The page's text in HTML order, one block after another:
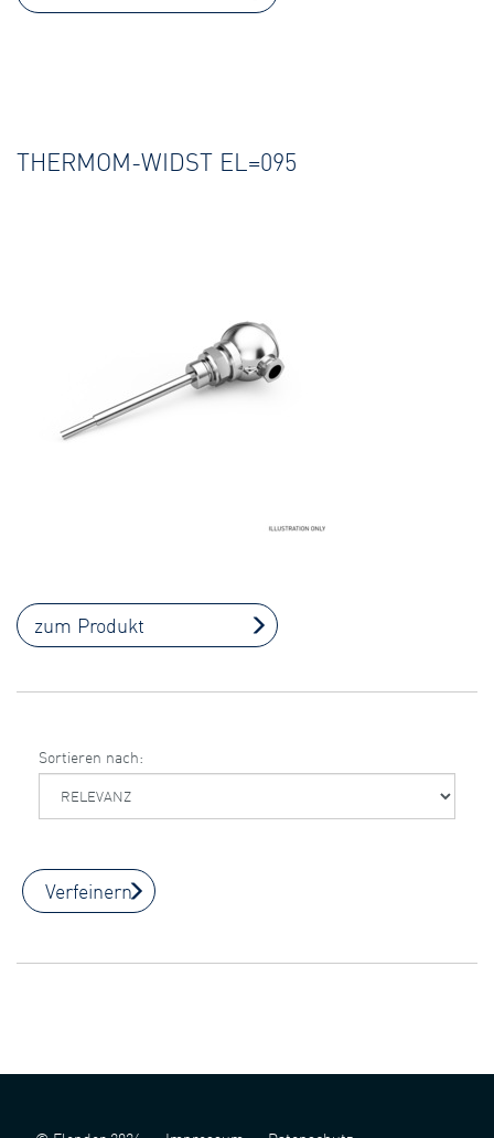
THERMOM-WIDST EL=095
zum Produkt
Sortieren nach:
Verfeinern